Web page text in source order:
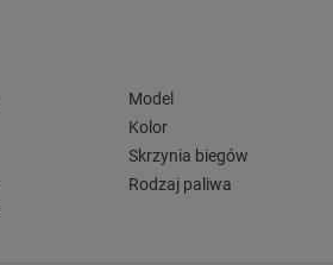
Model
Kolor
Skrzynia biegów
Rodzaj paliwa